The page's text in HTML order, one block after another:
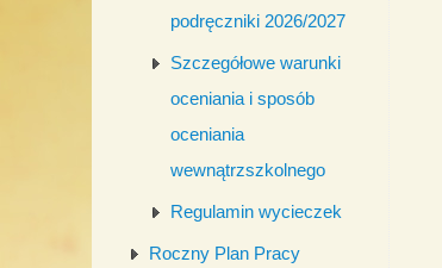
podręczniki 2026/2027
Szczegółowe warunki
oceniania i sposób
oceniania
wewnątrzszkolnego
Regulamin wycieczek
Roczny Plan Pracy